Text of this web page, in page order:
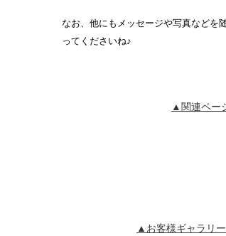
なお、他にもメッセージや写真などを
ってくださいね♪
▲関連ペー
▲お客様ギャラリ